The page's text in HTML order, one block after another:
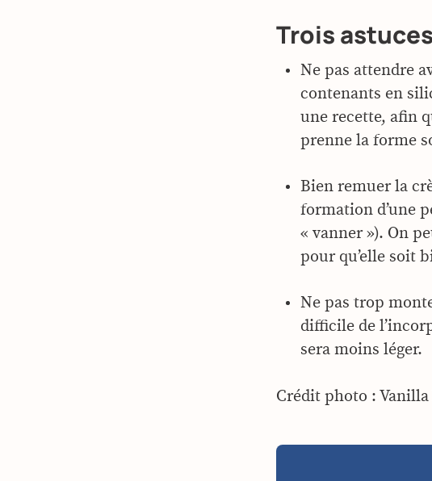
Trois
Ne pas attendre
contenants en
une recette, afin
prenne la forme
Bien remuer la
formation d’une
« vanner »). On
pour qu’elle soit
Ne pas trop
difficile de
sera moins léger.
Crédit photo :